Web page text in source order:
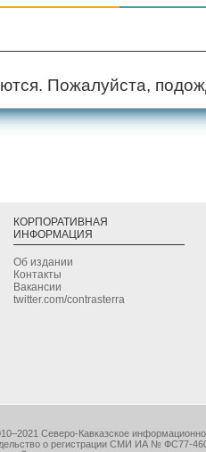
Пожалуйста,
КОРПОРАТИВНАЯ
ИНФОРМАЦИЯ
Об издании
Контакты
Вакансии
twitter.com/contrasterra
Северо-Кавказское
о регистрации СМИ ИА № ФС77-